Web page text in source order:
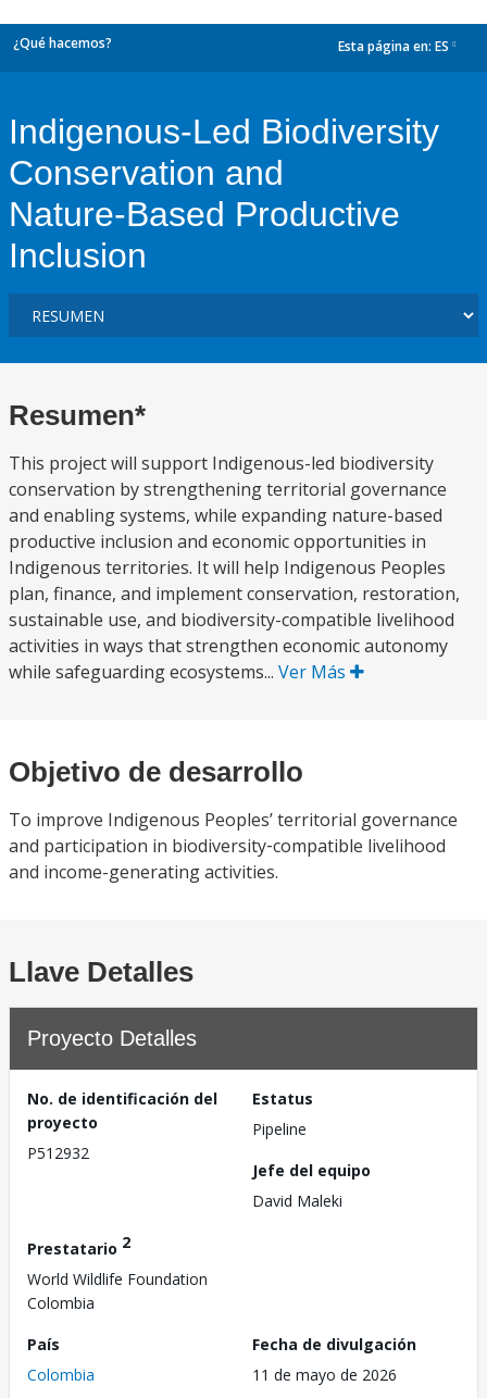
¿Qué hacemos? Esta página en: ES
Indigenous‑Led Biodiversity
Conservation and
Nature‑Based Productive
Inclusion
Resumen*
This project will support Indigenous-led biodiversity
conservation by strengthening territorial governance
and enabling systems, while expanding nature-based
productive inclusion and economic opportunities in
Indigenous territories. It will help Indigenous Peoples
plan, finance, and implement conservation, restoration,
sustainable use, and biodiversity-compatible livelihood
activities in ways that strengthen economic autonomy
while safeguarding ecosystems... Ver Más
Objetivo de desarrollo
To improve Indigenous Peoples’ territorial governance
and participation in biodiversity‑compatible livelihood
and income-generating activities.
Llave Detalles
Proyecto Detalles
No. de identificación del
proyecto
P512932
Estatus
Pipeline
Jefe del equipo
David Maleki
Prestatario 2
World Wildlife Foundation
Colombia
País
Colombia
Fecha de divulgación
11 de mayo de 2026